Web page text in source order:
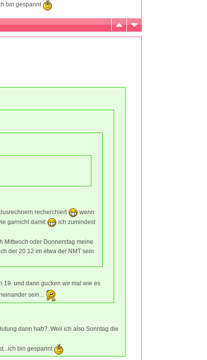
bin gespannt
recherchiert
wenn
garnicht damit
ich zumindest
Mittwoch oder Donnerstag meine
der 20.12 im etwa der NMT sein
19. und dann gucken wir mal wie es
sein...
dann hab?..Weil ich also Sonntag die
bin gespannt